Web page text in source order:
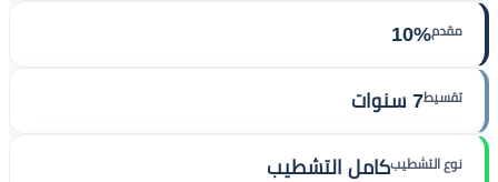
مقدم10%
تقسيط7 سنوات
نوع التشطيبكامل التشطيب